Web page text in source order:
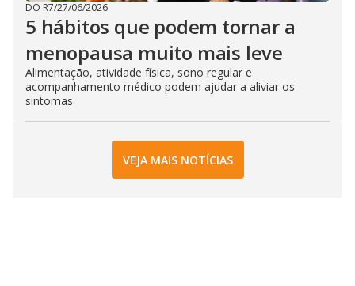
DO R7/27/06/2026
5 hábitos que podem tornar a
menopausa muito mais leve
Alimentação, atividade física, sono regular e
acompanhamento médico podem ajudar a aliviar os
sintomas
VEJA MAIS NOTÍCIAS